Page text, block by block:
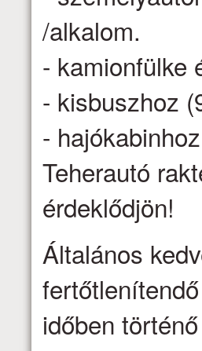
/alkalom.
- kamionfülke
- kisbuszhoz
-
Teherautó
érdeklődjön!
Általános
időben